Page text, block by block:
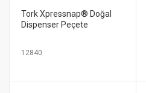
Tork Xpressnap® Doğal
Dispenser Peçete
12840